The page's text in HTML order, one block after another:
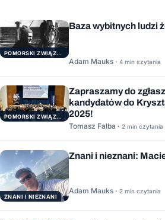
POMORSKI ZWIĄZEK ŻEGLARSKI
Baza wybitnych ludzi
Adam Mauks · 4 min czytania
POMORSKI ZWIĄZEK ŻEGLARSKI
Zapraszamy do
kandydatów do
2025!
Tomasz Falba · 2 min czytania
ZNANI I NIEZNANI
Znani i nieznani:
Adam Mauks · 2 min czytania